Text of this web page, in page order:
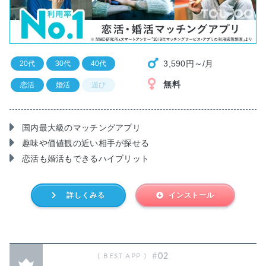
国内最大級のマッチングアプリ
趣味や価値観の近い相手が探せる
恋活も婚活もできるハイブリット
20代 30代 40代
恋活 婚活 遊び
3,590円～/月
無料
詳しくみる インストール
#02